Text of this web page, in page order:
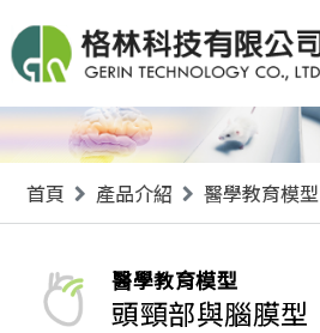
首頁 產品介紹 醫學教育模型
醫學教育模型
頭頸部與腦膜型